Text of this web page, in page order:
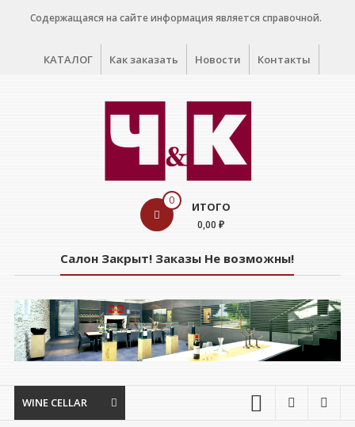
Содержащаяся на сайте информация является справочной.
КАТАЛОГ Как заказать Новости Контакты
дегустации
0 ИТОГО
0,00 ₽
Салон Закрыт! Заказы Не возможны!
WINE CELLAR